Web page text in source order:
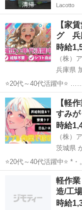
Lacotto
【家
グ 兵
時給
（株）
兵庫県
⭐20代～40代活躍中⭐ ………………………… ✅即日お給料GET✅
………………………… 日払い制度で 働いた分のお金は即GET可能⭕ 1
日でも 早くお金が欲し
兵庫 加西市 倉
【軽
すみ
時給
（株）
茨城県
⭐20代～40代活躍中⭐ *・。 ￣￣￣￣￣￣￣￣￣￣￣￣￣￣￣￣￣ 経
験ゼロの方でも 変わら
♪ 頑張りを必ず 評価し
かすみがうら市
軽作
造/工
時給